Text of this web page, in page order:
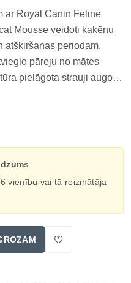
ar Royal Canin Feline
Mousse veidoti kaķēnu
atšķiršanas periodam.
pāreju no mātes
pielāgota strauji augoša
& Babycat Ultra Soft
vienību vai tā reizinātāja